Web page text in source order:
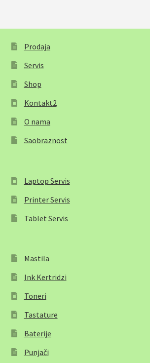
Prodaja
Servis
Shop
Kontakt2
O nama
Saobraznost
Laptop Servis
Printer Servis
Tablet Servis
Mastila
Ink Kertridzi
Toneri
Tastature
Baterije
Punjači